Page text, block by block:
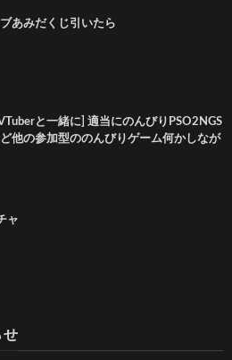
あみだくじ引いたら
と一緒に] 適当にのんびりPSO2NGS
他の参加型ののんびりゲーム何かしなが
ャ
せ